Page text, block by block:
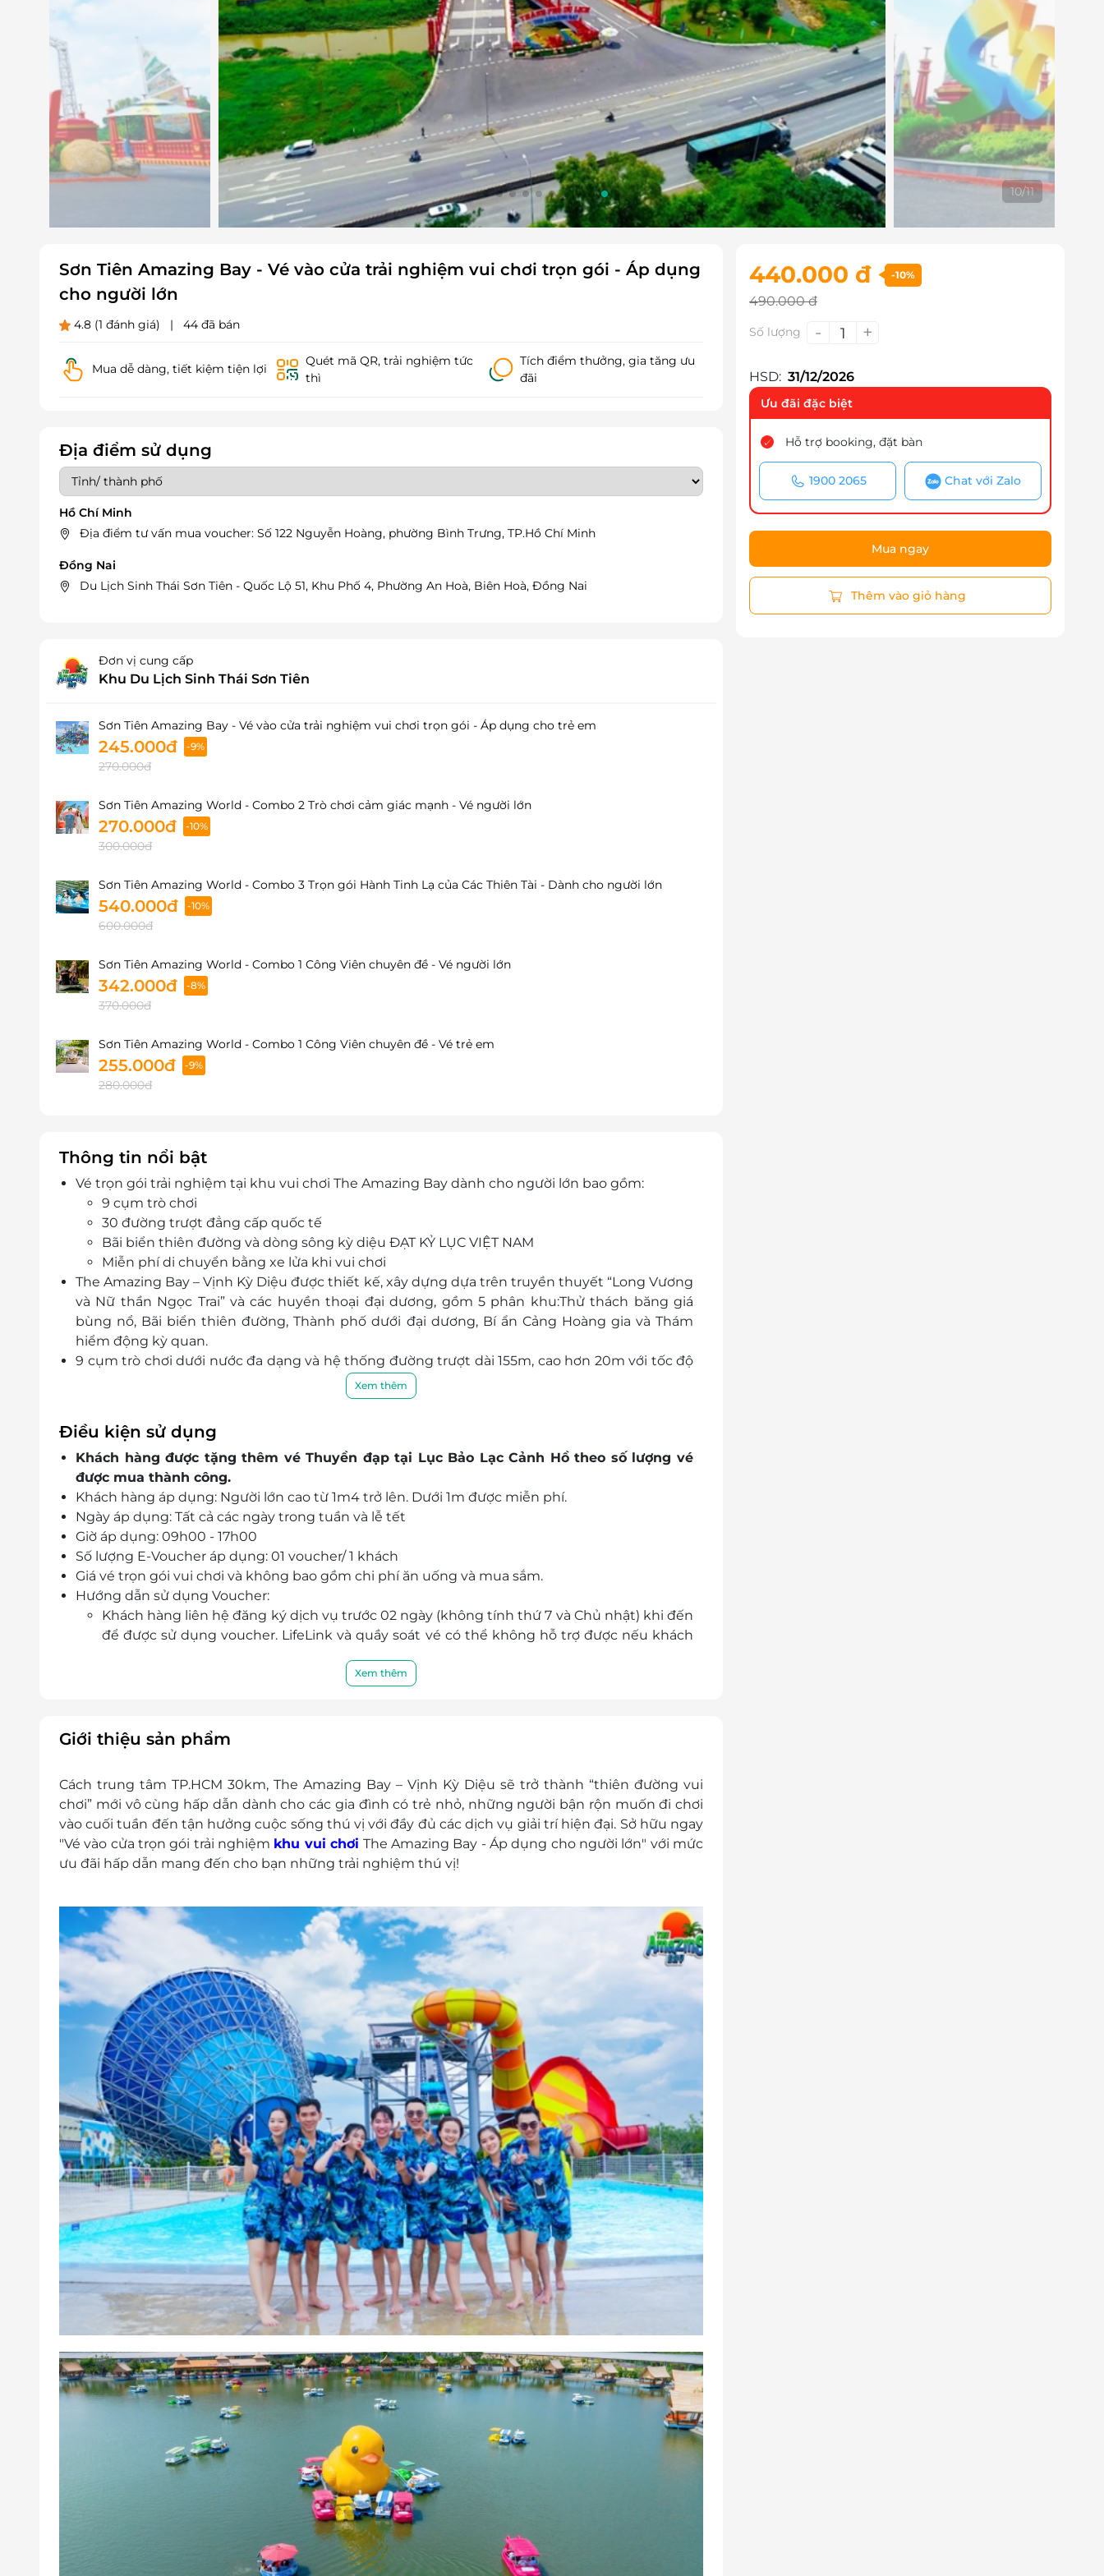
11/11
Sơn Tiên Amazing Bay - Vé vào cửa trải nghiệm vui chơi trọn gói - Áp dụng
cho người lớn
4.8 (1 đánh giá) | 44 đã bán
Mua dễ dàng, tiết kiệm tiện lợi
Quét mã QR, trải nghiệm tức
thì
Tích điểm thưởng, gia tăng ưu
đãi
Địa điểm sử dụng
Hồ Chí Minh
Địa điểm tư vấn mua voucher: Số 122 Nguyễn Hoàng, phường Bình Trưng, TP.Hồ Chí Minh
Đồng Nai
Du Lịch Sinh Thái Sơn Tiên - Quốc Lộ 51, Khu Phố 4, Phường An Hoà, Biên Hoà, Đồng Nai
Đơn vị cung cấp
Khu Du Lịch Sinh Thái Sơn Tiên
Sơn Tiên Amazing Bay - Vé vào cửa trải nghiệm vui chơi trọn gói - Áp dụng cho trẻ em
245.000đ -9%
270.000đ
Sơn Tiên Amazing World - Combo 2 Trò chơi cảm giác mạnh - Vé người lớn
270.000đ -10%
300.000đ
Sơn Tiên Amazing World - Combo 3 Trọn gói Hành Tinh Lạ của Các Thiên Tài - Dành cho người lớn
540.000đ -10%
600.000đ
Sơn Tiên Amazing World - Combo 1 Công Viên chuyên đề - Vé người lớn
342.000đ -8%
370.000đ
Sơn Tiên Amazing World - Combo 1 Công Viên chuyên đề - Vé trẻ em
255.000đ -9%
280.000đ
Thông tin nổi bật
Vé trọn gói trải nghiệm tại khu vui chơi The Amazing Bay dành cho người lớn bao gồm:
9 cụm trò chơi
30 đường trượt đẳng cấp quốc tế
Bãi biển thiên đường và dòng sông kỳ diệu ĐẠT KỶ LỤC VIỆT NAM
Miễn phí di chuyển bằng xe lửa khi vui chơi
The Amazing Bay – Vịnh Kỳ Diệu được thiết kế, xây dựng dựa trên truyền thuyết “Long Vương
và Nữ thần Ngọc Trai” và các huyền thoại đại dương, gồm 5 phân khu:Thử thách băng giá
bùng nổ, Bãi biển thiên đường, Thành phố dưới đại dương, Bí ẩn Cảng Hoàng gia và Thám
hiểm động kỳ quan.
9 cụm trò chơi dưới nước đa dạng và hệ thống đường trượt dài 155m, cao hơn 20m với tốc độ
trượt 40km/giờ mang đến trải nghiệm vô cùng thích thú.
Tọa lạc tại thành phố Biên Hòa, tỉnh Đồng Nai, The Amazing Bay – Vịnh Kỳ Diệu là công viên
The Amazing Bay - Vịnh Kỳ Diệu là siêu công viên viên nước đẳng cấp quốc tế được xác lập 05
kỷ lục ấn tượng
Công viên nước lớn nhất Việt Nam
Biển nhân tạo lớn nhất Việt Nam
Sóng nhân tạo cao nhất Việt Nam,
Dòng Sông Kỳ Diệu dài nhất Việt Nam
Màn hình Led Samsung ngoài trời lớn nhất Việt Nam
Xem thêm
Điều kiện sử dụng
Khách hàng được tặng thêm vé Thuyền đạp tại Lục Bảo Lạc Cảnh Hồ theo số lượng vé
được mua thành công.
Khách hàng áp dụng: Người lớn cao từ 1m4 trở lên. Dưới 1m được miễn phí.
Ngày áp dụng: Tất cả các ngày trong tuần và lễ tết
Giờ áp dụng: 09h00 - 17h00
Số lượng E-Voucher áp dụng: 01 voucher/ 1 khách
Giá vé trọn gói vui chơi và không bao gồm chi phí ăn uống và mua sắm.
Hướng dẫn sử dụng Voucher:
Khách hàng liên hệ đăng ký dịch vụ trước 02 ngày (không tính thứ 7 và Chủ nhật) khi đến
để được sử dụng voucher. LifeLink và quầy soát vé có thể không hỗ trợ được nếu khách
Voucher không áp dụng hoàn, hủy dưới mọi hình thức.
Xem thêm
Giới thiệu sản phẩm
Cách trung tâm TP.HCM 30km, The Amazing Bay – Vịnh Kỳ Diệu sẽ trở thành “thiên đường vui
chơi” mới vô cùng hấp dẫn dành cho các gia đình có trẻ nhỏ, những người bận rộn muốn đi chơi
vào cuối tuần đến tận hưởng cuộc sống thú vị với đầy đủ các dịch vụ giải trí hiện đại. Sở hữu ngay
"Vé vào cửa trọn gói trải nghiệm khu vui chơi The Amazing Bay - Áp dụng cho người lớn" với mức
ưu đãi hấp dẫn mang đến cho bạn những trải nghiệm thú vị!
440.000 đ -10%
490.000 đ
Số lượng - 1 +
HSD: 31/12/2026
Ưu đãi đặc biệt
Hỗ trợ booking, đặt bàn
1900 2065 Chat với Zalo
Mua ngay
Thêm vào giỏ hàng